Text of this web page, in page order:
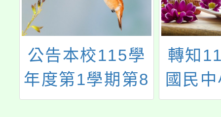
公告本校115學
年度第1學期第8
次代理(課)教師
轉知
國民
兒園